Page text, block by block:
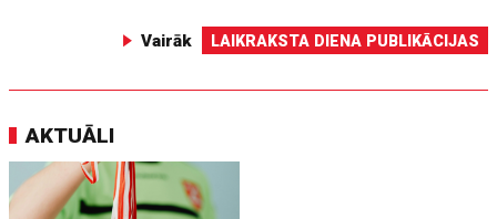
Vairāk LAIKRAKSTA DIENA PUBLIKĀCIJAS
AKTUĀLI